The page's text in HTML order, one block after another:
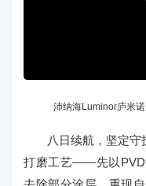
沛纳海Luminor庐米
八日续航，坚定守
打磨工艺——先以PVD